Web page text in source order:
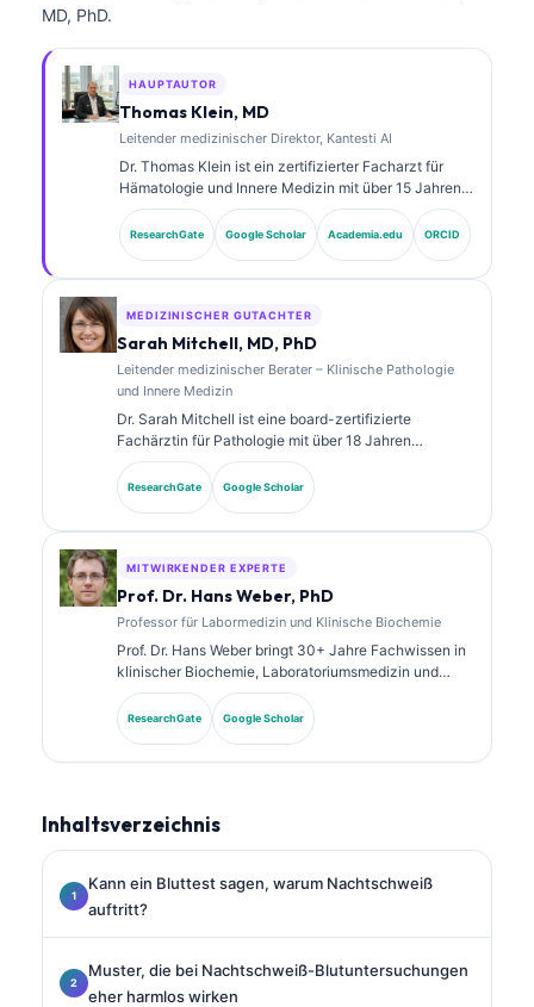
MD, PhD.
HAUPTAUTOR
Thomas Klein, MD
Leitender medizinischer Direktor, Kantesti AI
Dr. Thomas Klein ist ein zertifizierter Facharzt für
Hämatologie und Innere Medizin mit über 15 Jahren
Erfahrung in der Labormedizin und in der KI-
gestützten klinischen Analyse. Als Chief Medical
Officer bei Kantesti AI übernimmt er die klinische
umfangreich zu der Interpretation von Biomarkern
und zu Labor- diagnostik in Themen der
ResearchGate Google Scholar Academia.edu ORCID
MEDIZINISCHER GUTACHTER
Sarah Mitchell, MD, PhD
Leitender medizinischer Berater – Klinische Pathologie
und Innere Medizin
Dr. Sarah Mitchell ist eine board-zertifizierte
Fachärztin für Pathologie mit über 18 Jahren
Erfahrung in der Laboratoriumsmedizin und in der
diagnostischen Analyse. Sie verfügt über
Spezialzertifizierungen in klinischer Chemie und hat
ResearchGate Google Scholar
MITWIRKENDER EXPERTE
Prof. Dr. Hans Weber, PhD
Professor für Labormedizin und Klinische Biochemie
Prof. Dr. Hans Weber bringt 30+ Jahre Fachwissen in
klinischer Biochemie, Laboratoriumsmedizin und
Biomarkerforschung mit. Als ehemaliger Präsident der
Deutschen Gesellschaft für Klinische Chemie ist er
auf die Analyse diagnostischer Panels, die
ResearchGate Google Scholar
Inhaltsverzeichnis
Kann ein Bluttest sagen, warum Nachtschweiß
auftritt?
Muster, die bei Nachtschweiß-Blutuntersuchungen
eher harmlos wirken